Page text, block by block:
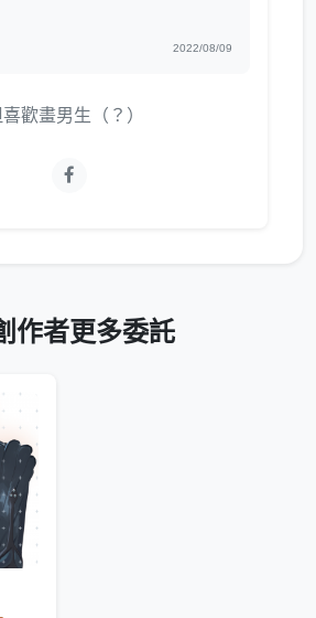
2022/08/09
歡畫男生（？）
作者更多委託